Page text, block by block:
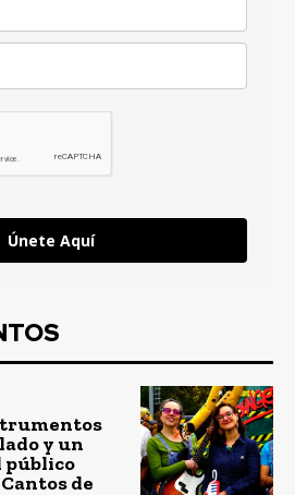
Únete Aquí
y un
público
de